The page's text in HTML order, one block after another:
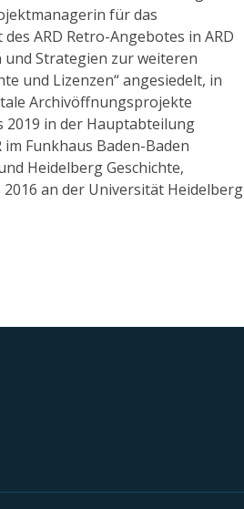
für das
ARD Retro-Angebotes in ARD
und Strategien zur weiteren
und Lizenzen“ angesiedelt, in
Archivöffnungsprojekte
2019 in der Hauptabteilung
Funkhaus Baden-Baden
Heidelberg Geschichte,
an der Universität Heidelberg